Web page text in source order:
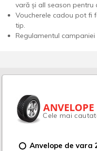
vară și all season pentru
Voucherele cadou pot fi
tip.
Regulamentul
ANVELOPE
Cele mai
Anvelope de vara